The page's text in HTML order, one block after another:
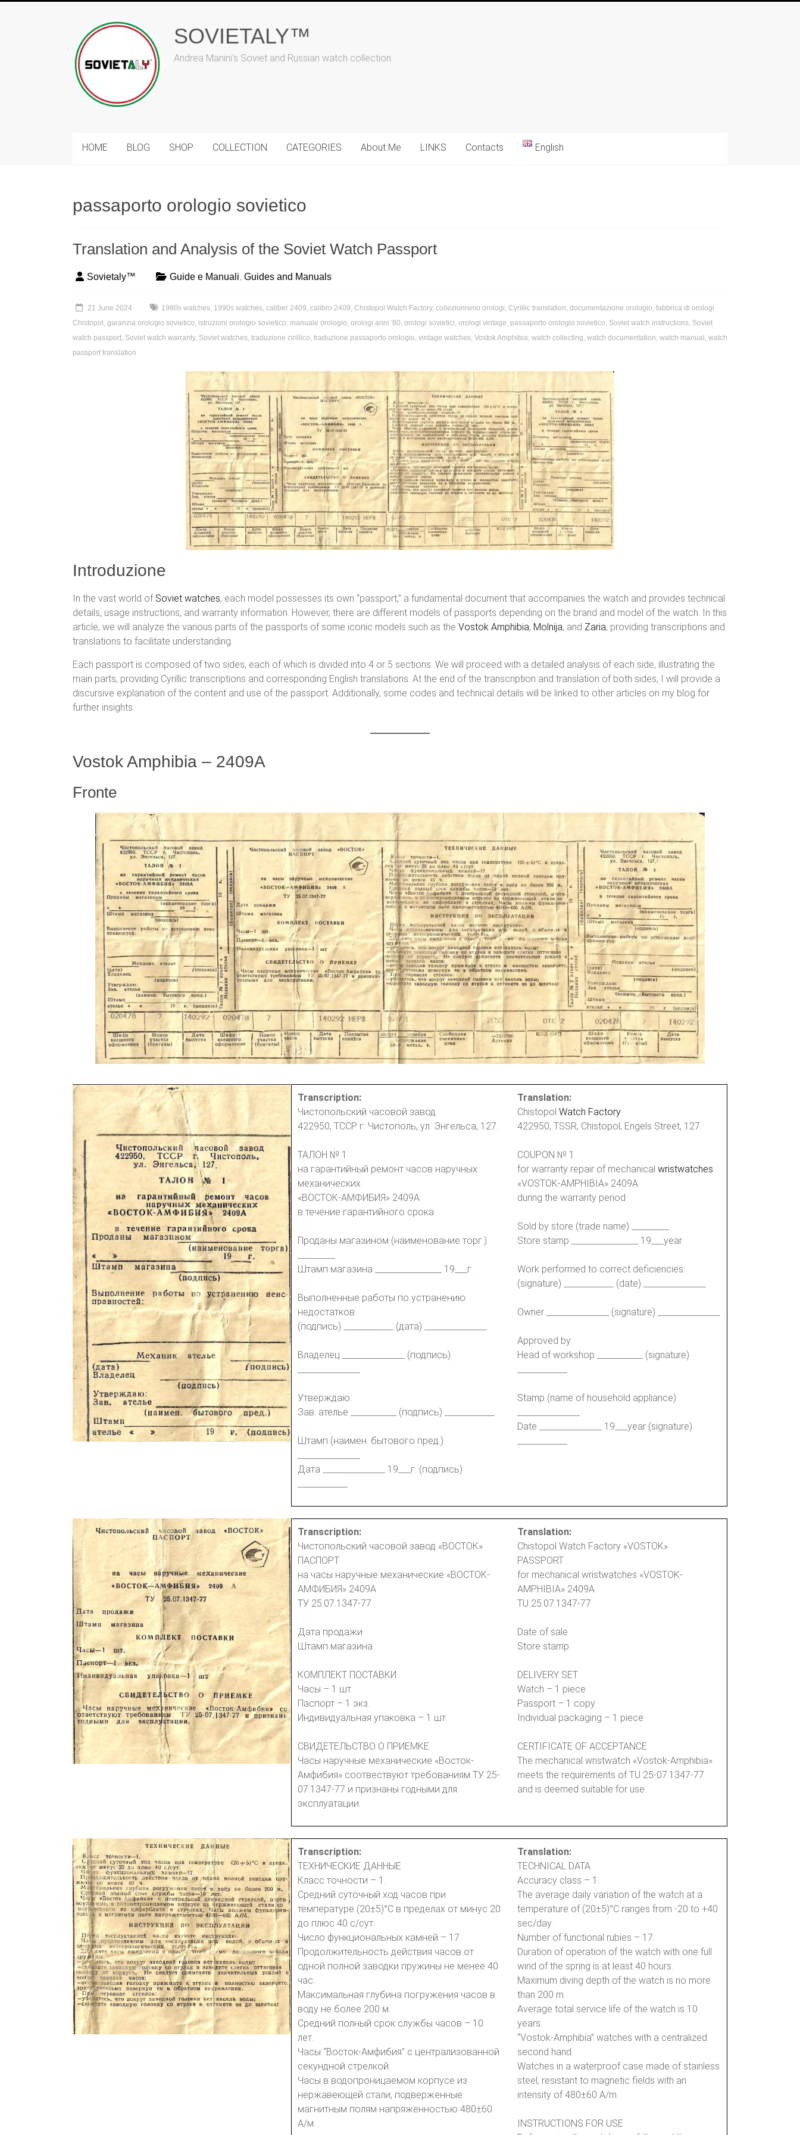
SOVIETALY™
Andrea Manini's Soviet and Russian watch collection
HOME BLOG SHOP COLLECTION CATEGORIES About Me LINKS Contacts English
passaporto orologio sovietico
Translation and Analysis of the Soviet Watch Passport
Sovietaly™ Guide e Manuali, Guides and Manuals
21 June 2024 1980s watches, 1990s watches, caliber 2409, calibro 2409, Chistopol Watch Factory, collezionismo orologi, Cyrillic translation, documentazione orologio, fabbrica di orologi
Chistopol , garanzia orologio sovietico, istruzioni orologio sovietico, manuale orologio, orologi anni '80, orologi sovietici, orologi vintage, passaporto orologio sovietico, Soviet watch instructions, Soviet
watch passport, Soviet watch warranty, Soviet watches, traduzione cirillico, traduzione passaporto orologio, vintage watches, Vostok Amphibia, watch collecting, watch documentation, watch manual , watch
passport translation
Introduzione
In the vast world of Soviet watches, each model possesses its own “passport,” a fundamental document that accompanies the watch and provides technical
details, usage instructions, and warranty information. However, there are different models of passports depending on the brand and model of the watch. In this
article, we will analyze the various parts of the passports of some iconic models such as the Vostok Amphibia, Molnija, and Zaria, providing transcriptions and
translations to facilitate understanding.
Each passport is composed of two sides, each of which is divided into 4 or 5 sections. We will proceed with a detailed analysis of each side, illustrating the
main parts, providing Cyrillic transcriptions and corresponding English translations. At the end of the transcription and translation of both sides, I will provide a
discursive explanation of the content and use of the passport. Additionally, some codes and technical details will be linked to other articles on my blog for
further insights.
Vostok Amphibia – 2409A
Fronte
Transcription:
Чистопольский часовой завод
422950, ТССР г. Чистополь, ул. Энгельса, 127.
ТАЛОН № 1
на гарантийный ремонт часов наручных
механических
«ВОСТОК-АМФИБИЯ» 2409А
в течение гарантийного срока
Проданы магазином (наименование торг.)
Штамп магазина ________________ 19___г.
Выполненные работы по устранению
недостатков:
(подпись) ____________ (дата) _______________
Владелец _______________ (подпись)
Утверждаю:
Зав. ателье ___________ (подпись) ____________
Штамп (наимен. бытового пред.)
Дата _______________ 19___г. (подпись)
Translation:
ChistopolWatch Factory
422950, TSSR, Chistopol, Engels Street, 127.
COUPON № 1
for warranty repair of mechanicalwristwatches
«VOSTOK-AMPHIBIA» 2409A
during the warranty period
Sold by store (trade name) _________
Store stamp ________________ 19___year
Work performed to correct deficiencies:
(signature) ____________ (date) _______________
Owner _______________ (signature) _______________
Approved by:
Head of workshop ___________ (signature)
Stamp (name of household appliance)
Date _______________ 19___year (signature)
Transcription:
Чистопольский часовой завод «ВОСТОК»
ПАСПОРТ
на часы наручные механические «ВОСТОК-
АМФИБИЯ» 2409А
ТУ 25.07.1347-77
Дата продажи
Штамп магазина
КОМПЛЕКТ ПОСТАВКИ
Часы – 1 шт.
Паспорт – 1 экз.
Индивидуальная упаковка – 1 шт.
СВИДЕТЕЛЬСТВО О ПРИЕМКЕ
Часы наручные механические «Восток-
Амфибия» соотвествуют требованиям ТУ 25-
07.1347-77 и признаны годными для
эксплуатации.
Translation:
Chistopol Watch Factory «VOSTOK»
PASSPORT
for mechanical wristwatches «VOSTOK-
AMPHIBIA» 2409A
TU 25.07.1347-77
Date of sale
Store stamp
DELIVERY SET
Watch – 1 piece
Passport – 1 copy
Individual packaging – 1 piece
CERTIFICATE OF ACCEPTANCE
The mechanical wristwatch «Vostok-Amphibia»
meets the requirements of TU 25-07.1347-77
and is deemed suitable for use.
Transcription:
ТЕХНИЧЕСКИЕ ДАННЫЕ
Класс точности – 1.
Средний суточный ход часов при
температуре (20±5)°С в пределах от минус 20
до плюс 40 с/сут.
Число функциональных камней – 17.
Продолжительность действия часов от
одной полной заводки пружины не менее 40
час.
Максимальная глубина погружения часов в
воду не более 200 м.
Средний полный срок службы часов – 10
лет.
Часы “Восток-Амфибия” с централизованной
секундной стрелкой.
Часы в водопроницаемом корпусе из
нержавеющей стали, подверженные
магнитным полям напряженностью 480±60
А/м.
Translation:
TECHNICAL DATA
Accuracy class – 1.
The average daily variation of the watch at a
temperature of (20±5)°C ranges from -20 to +40
sec/day.
Number of functional rubies – 17.
Duration of operation of the watch with one full
wind of the spring is at least 40 hours.
Maximum diving depth of the watch is no more
than 200 m.
Average total service life of the watch is 10
years.
“Vostok-Amphibia” watches with a centralized
second hand.
Watches in a waterproof case made of stainless
steel, resistant to magnetic fields with an
intensity of 480±60 A/m.
INSTRUCTIONS FOR USE